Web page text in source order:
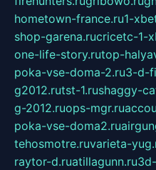
hometown-france.ru1-
shop-garena.rucricetc-1-
one-life-story.rutop-
poka-vse-doma-2.ru3-d-
g2012.rutst-1.rushaggy-
g-2012.ruops-mgr.ru
poka-vse-doma2.ru
tehosmotre.ruvarieta-
raytor-d.ruatillagunn.ru